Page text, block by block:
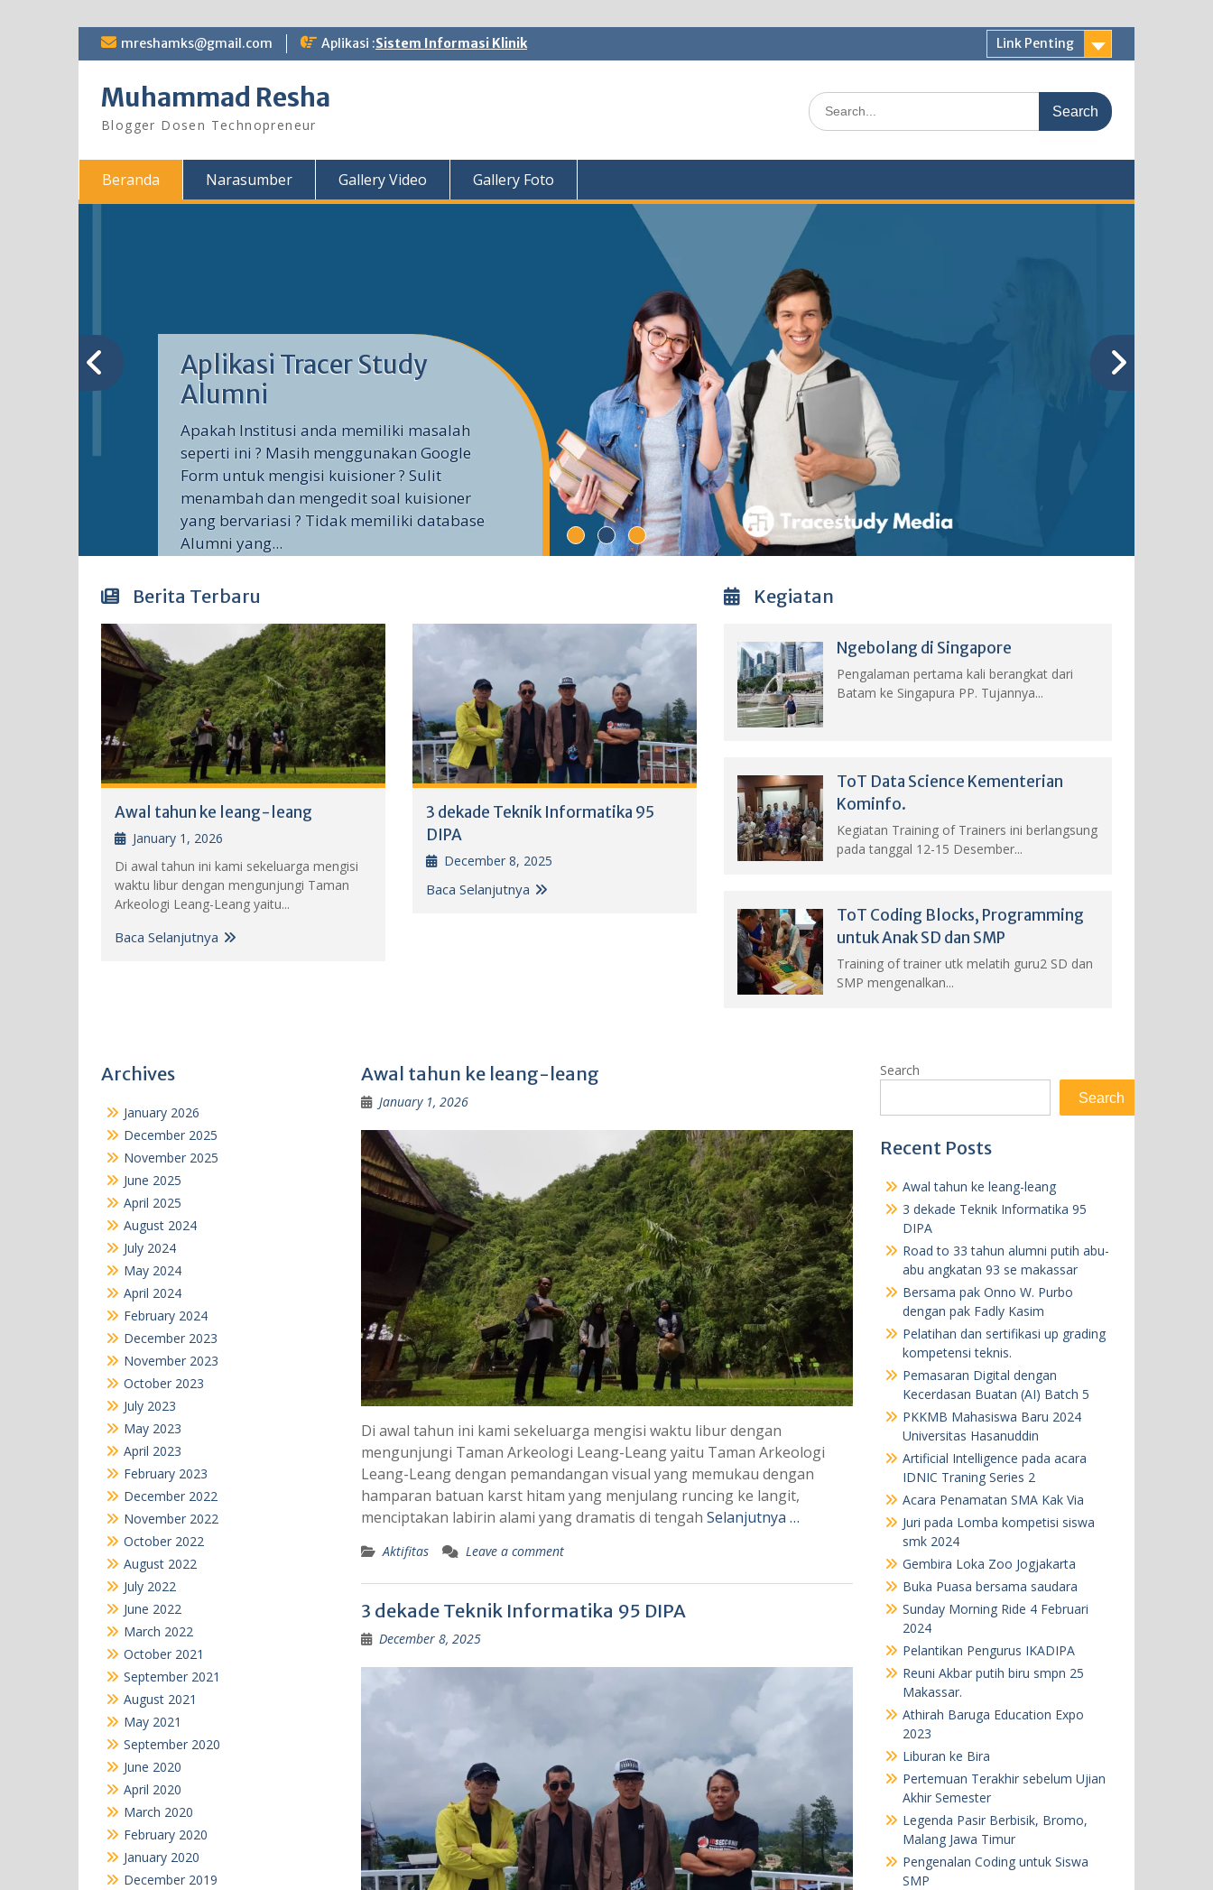
Skip mreshamks@gmail.com Aplikasi :Sistem Informasi Klinik Link Penting
Muhammad Resha
Blogger Dosen Technopreneur
Search
for:
Beranda Narasumber Gallery Video Gallery Foto
Aplikasi Tracer Study
Alumni
Apakah Institusi anda memiliki masalah
seperti ini ? Masih menggunakan Google
Form untuk mengisi kuisioner ? Sulit
menambah dan mengedit soal kuisioner
yang bervariasi ? Tidak memiliki database
Alumni yang...
Berita Terbaru
Awal tahun ke leang-leang
January 1, 2026
Di awal tahun ini kami sekeluarga mengisi
waktu libur dengan mengunjungi Taman
Arkeologi Leang-Leang yaitu...
Baca Selanjutnya
3 dekade Teknik Informatika 95
DIPA
December 8, 2025
Baca Selanjutnya
Kegiatan
Ngebolang di Singapore
Pengalaman pertama kali berangkat dari
Batam ke Singapura PP. Tujannya...
ToT Data Science Kementerian
Kominfo.
Kegiatan Training of Trainers ini berlangsung
pada tanggal 12-15 Desember...
ToT Coding Blocks, Programming
untuk Anak SD dan SMP
Training of trainer utk melatih guru2 SD dan
SMP mengenalkan...
Awal tahun ke leang-leang
January 1, 2026
Di awal tahun ini kami sekeluarga mengisi waktu libur dengan
mengunjungi Taman Arkeologi Leang-Leang yaitu Taman Arkeologi
Leang-Leang dengan pemandangan visual yang memukau dengan
hamparan batuan karst hitam yang menjulang runcing ke langit,
menciptakan labirin alami yang dramatis di tengah Selanjutnya …
Aktifitas Leave a comment
3 dekade Teknik Informatika 95 DIPA
December 8, 2025
Search
Search
Recent Posts
Awal tahun ke leang-leang
3 dekade Teknik Informatika 95
DIPA
Road to 33 tahun alumni putih abu-
abu angkatan 93 se makassar
Bersama pak Onno W. Purbo
dengan pak Fadly Kasim
Pelatihan dan sertifikasi up grading
kompetensi teknis.
Pemasaran Digital dengan
Kecerdasan Buatan (AI) Batch 5
PKKMB Mahasiswa Baru 2024
Universitas Hasanuddin
Artificial Intelligence pada acara
IDNIC Traning Series 2
Acara Penamatan SMA Kak Via
Juri pada Lomba kompetisi siswa
smk 2024
Gembira Loka Zoo Jogjakarta
Buka Puasa bersama saudara
Sunday Morning Ride 4 Februari
2024
Pelantikan Pengurus IKADIPA
Reuni Akbar putih biru smpn 25
Makassar.
Athirah Baruga Education Expo
2023
Liburan ke Bira
Pertemuan Terakhir sebelum Ujian
Akhir Semester
Legenda Pasir Berbisik, Bromo,
Malang Jawa Timur
Pengenalan Coding untuk Siswa
SMP
Archives
January 2026
December 2025
November 2025
June 2025
April 2025
August 2024
July 2024
May 2024
April 2024
February 2024
December 2023
November 2023
October 2023
July 2023
May 2023
April 2023
February 2023
December 2022
November 2022
October 2022
August 2022
July 2022
June 2022
March 2022
October 2021
September 2021
August 2021
May 2021
September 2020
June 2020
April 2020
March 2020
February 2020
January 2020
December 2019